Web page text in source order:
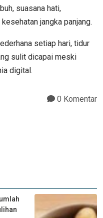
suasana hati,
jangka panjang.
setiap hari, tidur
sulit dicapai meski
digital.
0 Komentar